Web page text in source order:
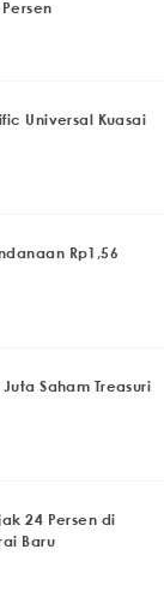
Universal Kuasai
Rp1,56
Saham Treasuri
24 Persen di
Baru